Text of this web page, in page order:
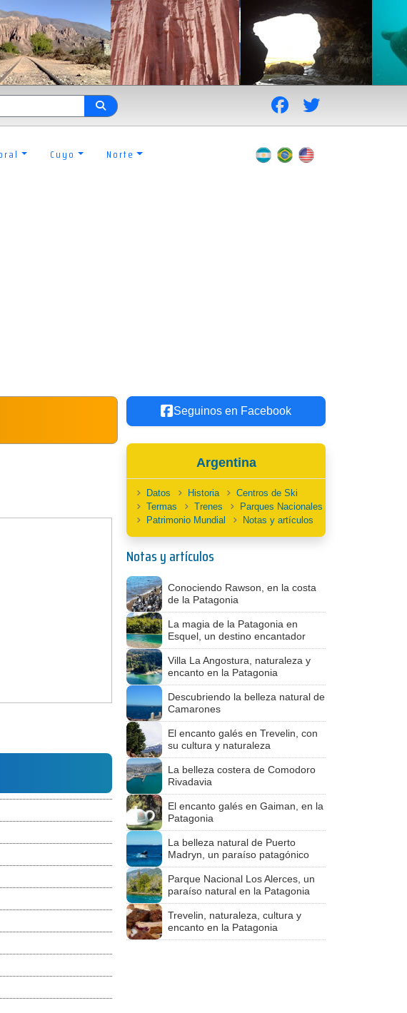
Cuyo Norte
Seguinos en Facebook
Argentina
Datos Historia
Centros de Ski
Termas
Trenes
Parques Nacionales
Patrimonio Mundial
Notas y artículos
Notas y artículos
Conociendo Rawson, en la costa
de la Patagonia
La magia de la Patagonia en
Esquel, un destino encantador
Villa La Angostura, naturaleza y
encanto en la Patagonia
Descubriendo la belleza natural de
Camarones
El encanto galés en Trevelin, con
su cultura y naturaleza
La belleza costera de Comodoro
Rivadavia
El encanto galés en Gaiman, en la
Patagonia
La belleza natural de Puerto
Madryn, un paraíso patagónico
Parque Nacional Los Alerces, un
paraíso natural en la Patagonia
Trevelin, naturaleza, cultura y
encanto en la Patagonia